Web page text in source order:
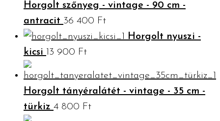
Horgolt szőnyeg - vintage - 90 cm -
antracit 36 400 Ft
Horgolt nyuszi -
kicsi 13 900 Ft
Horgolt tányéralátét - vintage - 35 cm -
türkiz 4 800 Ft